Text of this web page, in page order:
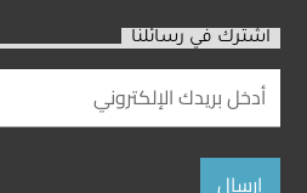
اشترك في رسائلنا